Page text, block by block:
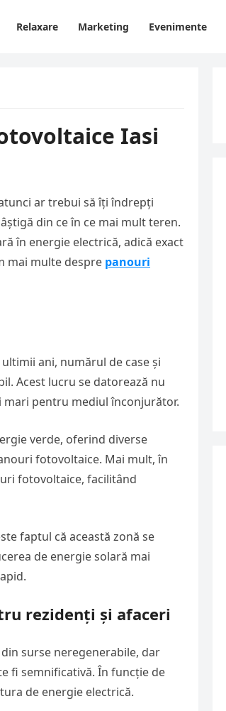
Relaxare Marketing Evenimente
Iasi
ar trebui să îți îndrepți
din ce în ce mai mult teren.
în energie electrică, adică exact
mai multe despre panouri
ani, numărul de case și
Acest lucru se datorează nu
pentru mediul înconjurător.
verde, oferind diverse
fotovoltaice. Mai mult, în
fotovoltaice, facilitând
faptul că această zonă se
de energie solară mai
rezidenți și afaceri
surse neregenerabile, dar
fi semnificativă. În funcție de
de energie electrică.